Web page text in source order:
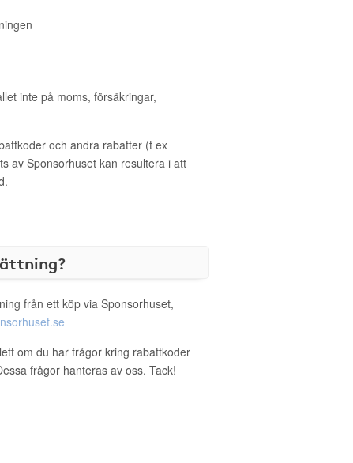
inte på moms, försäkringar,
och andra rabatter (t ex
av Sponsorhuset kan resultera i att
från ett köp via Sponsorhuset,
om du har frågor kring rabattkoder
frågor hanteras av oss. Tack!